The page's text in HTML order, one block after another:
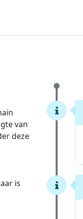
van
deze
is